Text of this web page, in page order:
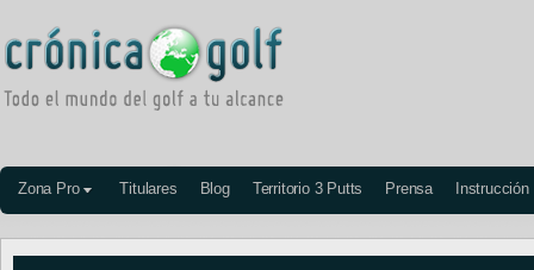
Zona Pro Titulares Blog Territorio 3 Putts Prensa Instrucción